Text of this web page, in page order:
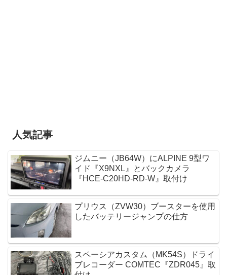
人気記事
ジムニー（JB64W）にALPINE 9型ワ
イド『X9NXL』とバックカメラ
『HCE-C20HD-RD-W』取付け
プリウス（ZVW30）ブースターを使用
したバッテリージャンプの仕方
スペーシアカスタム（MK54S）ドライ
ブレコーダー COMTEC『ZDR045』取